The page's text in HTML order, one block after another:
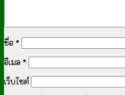
ชื่อ *
อีเมล *
เว็บไซต์